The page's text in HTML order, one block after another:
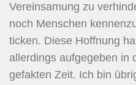
Vereinsamung zu
noch Menschen
ticken. Diese Hoffnung
allerdings aufgegeben in
gefakten Zeit. Ich bin